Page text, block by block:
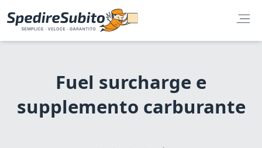
Fuel surcharge e
supplemento carburante